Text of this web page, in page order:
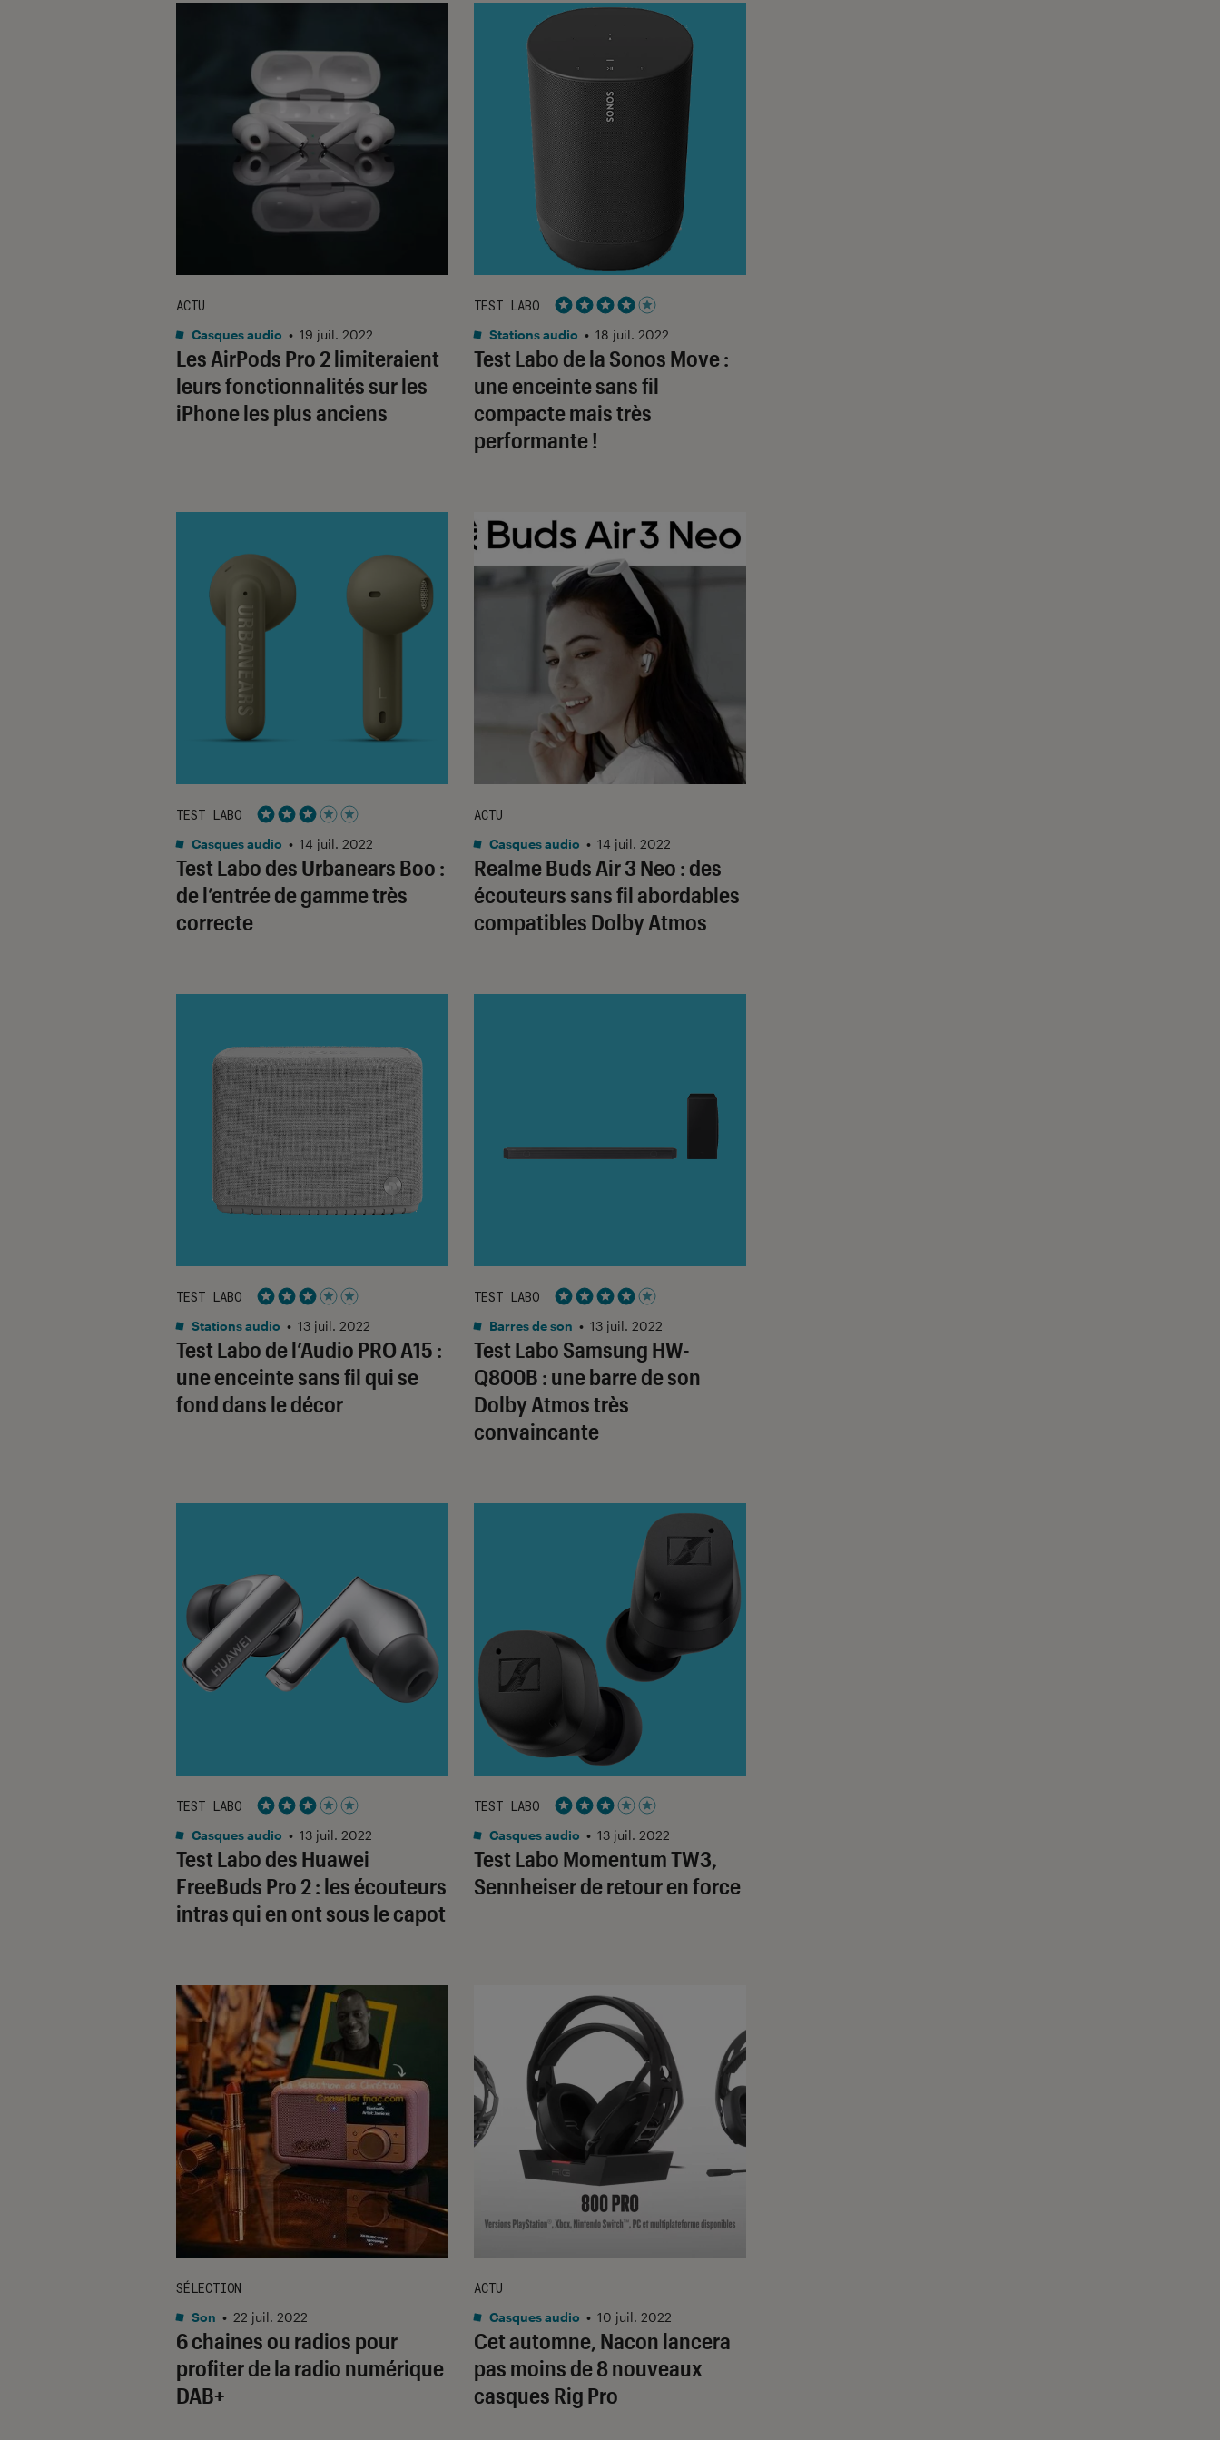
Les AirPods Pro 2 limiteraient
leurs fonctionnalités sur les
iPhone les plus anciens
ACTU
Casques audio • 19 juil. 2022
Test Labo de la Sonos Move :
une enceinte sans fil
compacte mais très
performante !
TEST LABO
Noté 4 étoiles sur 5
Stations audio • 18 juil. 2022
Test Labo des Urbanears Boo :
de l’entrée de gamme très
correcte
TEST LABO
Noté 3 étoiles sur 5
Casques audio • 14 juil. 2022
Realme Buds Air 3 Neo : des
écouteurs sans fil abordables
compatibles Dolby Atmos
ACTU
Casques audio • 14 juil. 2022
Test Labo de l’Audio PRO A15 :
une enceinte sans fil qui se
fond dans le décor
TEST LABO
Noté 3 étoiles sur 5
Stations audio • 13 juil. 2022
Test Labo Samsung HW-
Q800B : une barre de son
Dolby Atmos très
convaincante
TEST LABO
Noté 4 étoiles sur 5
Barres de son • 13 juil. 2022
Test Labo des Huawei
FreeBuds Pro 2 : les écouteurs
intras qui en ont sous le capot
TEST LABO
Noté 3 étoiles sur 5
Casques audio • 13 juil. 2022
Test Labo Momentum TW3,
Sennheiser de retour en force
TEST LABO
Noté 3 étoiles sur 5
Casques audio • 13 juil. 2022
6 chaines ou radios pour
profiter de la radio numérique
DAB+
SÉLECTION
Son • 22 juil. 2022
Cet automne, Nacon lancera
pas moins de 8 nouveaux
casques Rig Pro
ACTU
Casques audio • 10 juil. 2022